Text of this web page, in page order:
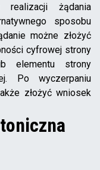
żądania
sposobu
możne złożyć
cyfrowej strony
elementu strony
Po wyczerpaniu
złożyć wniosek